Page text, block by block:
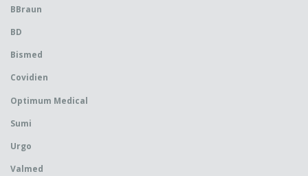
BBraun
BD
Bismed
Covidien
Optimum Medical
Sumi
Urgo
Valmed